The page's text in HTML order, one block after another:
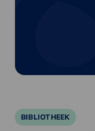
BIBLIOTHEEK